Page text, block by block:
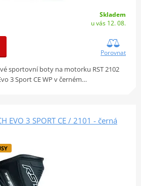
Skladem
u vás 12. 08.
Porovnat
sportovní boty na motorku RST 2102
3 Sport CE WP v černém…
EVO 3 SPORT CE / 2101 - černá